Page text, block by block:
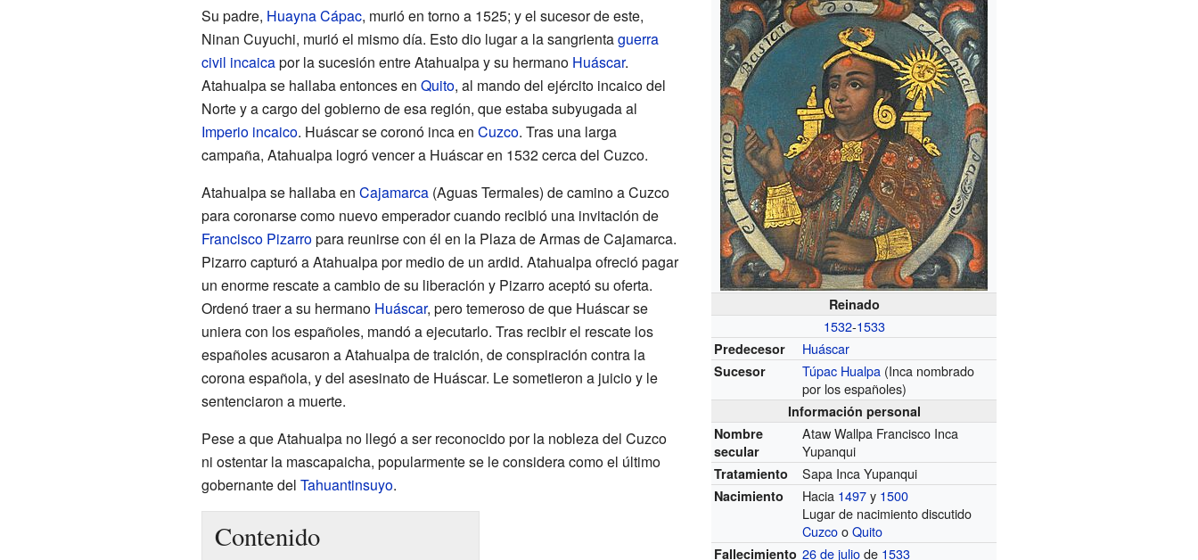
Reinado
1532-1533
Predecesor Huáscar
Sucesor Túpac Hualpa (Inca nombrado
por los españoles)
Información personal
Nombre
secular
Ataw Wallpa Francisco Inca
Yupanqui
Tratamiento Sapa Inca Yupanqui
Nacimiento Hacia 1497y 1500
Lugar de nacimiento discutido
CuzcooQuito
Fallecimiento 26 de juliode 1533
Su padre, Huayna Cápac, murió en torno a 1525; y el sucesor de este,
Ninan Cuyuchi, murió el mismo día. Esto dio lugar a la sangrientaguerra
civil incaicapor la sucesión entre Atahualpa y su hermano Huáscar.
Atahualpa se hallaba entonces en Quito, al mando del ejército incaico del
Norte y a cargo del gobierno de esa región, que estaba subyugada al
Imperio incaico. Huáscar se coronó inca en Cuzco. Tras una larga
campaña, Atahualpa logró vencer a Huáscar en 1532 cerca del Cuzco.
Atahualpa se hallaba en Cajamarca(Aguas Termales) de camino a Cuzco
para coronarse como nuevo emperador cuando recibió una invitación de
Francisco Pizarropara reunirse con él en la Plaza de Armas de Cajamarca.
Pizarro capturó a Atahualpa por medio de un ardid. Atahualpa ofreció pagar
un enorme rescate a cambio de su liberación y Pizarro aceptó su oferta.
Ordenó traer a su hermano Huáscar, pero temeroso de que Huáscar se
uniera con los españoles, mandó a ejecutarlo. Tras recibir el rescate los
españoles acusaron a Atahualpa de traición, de conspiración contra la
corona española, y del asesinato de Huáscar. Le sometieron a juicio y le
sentenciaron a muerte.
Pese a que Atahualpa no llegó a ser reconocido por la nobleza del Cuzco
ni ostentar la mascapaicha, popularmente se le considera como el último
gobernante del Tahuantinsuyo.
Contenido